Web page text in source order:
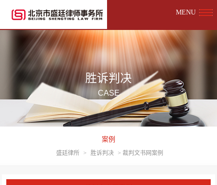
MENU
胜诉判决
CASE
案例
盛廷律所 > 胜诉判决 > 裁判文书网案例